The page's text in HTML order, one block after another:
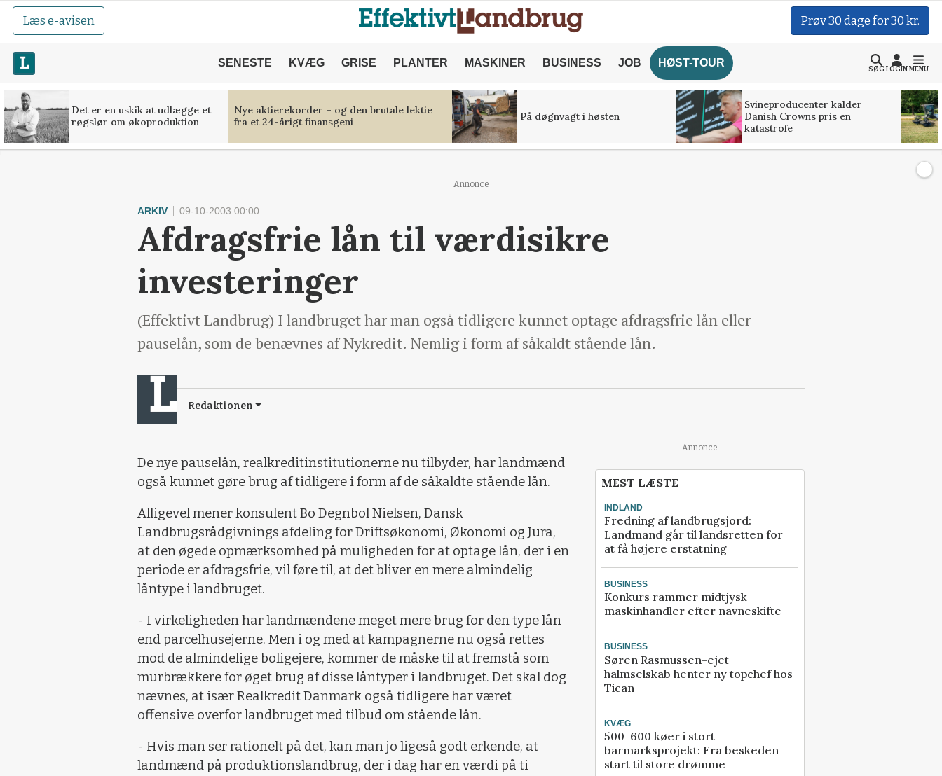
Læs e-avisen Prøv 30 dage for 30 kr.
SENESTE KVÆG GRISE PLANTER MASKINER BUSINESS JOB HØST-TOUR
SØGLOGINMENU
Det er en uskik at udlægge et
røgslør om økoproduktion
Nye aktierekorder – og den brutale lektie
fra et 24-årigt finansgeni
På døgnvagt i høsten
Svineproducenter kalder
Danish Crowns pris en
katastrofe
Annonce
ARKIV 09-10-2003 00:00
Afdragsfrie lån til værdisikre
investeringer
(Effektivt Landbrug) I landbruget har man også tidligere kunnet optage afdragsfrie lån eller
pauselån, som de benævnes af Nykredit. Nemlig i form af såkaldt stående lån.
Redaktionen
De nye pauselån, realkreditinstitutionerne nu tilbyder, har landmænd
også kunnet gøre brug af tidligere i form af de såkaldte stående lån.
Alligevel mener konsulent Bo Degnbol Nielsen, Dansk
Landbrugsrådgivnings afdeling for Driftsøkonomi, Økonomi og Jura,
at den øgede opmærksomhed på muligheden for at optage lån, der i en
periode er afdragsfrie, vil føre til, at det bliver en mere almindelig
låntype i landbruget.
- I virkeligheden har landmændene meget mere brug for den type lån
end parcelhusejerne. Men i og med at kampagnerne nu også rettes
mod de almindelige boligejere, kommer de måske til at fremstå som
murbrækkere for øget brug af disse låntyper i landbruget. Det skal dog
nævnes, at især Realkredit Danmark også tidligere har været
offensive overfor landbruget med tilbud om stående lån.
- Hvis man ser rationelt på det, kan man jo ligeså godt erkende, at
landmænd på produktionslandbrug, der i dag har en værdi på ti
Annonce
MEST LÆSTE
INDLAND
Fredning af landbrugsjord:
Landmand går til landsretten for
at få højere erstatning
BUSINESS
Konkurs rammer midtjysk
maskinhandler efter navneskifte
BUSINESS
Søren Rasmussen-ejet
halmselskab henter ny topchef hos
Tican
KVÆG
500-600 køer i stort
barmarksprojekt: Fra beskeden
start til store drømme